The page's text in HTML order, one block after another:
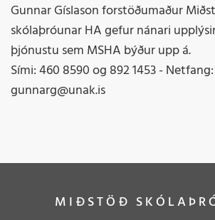
Gunnar Gíslason forstöðumaður
skólaþróunar HA gefur nánari
þjónustu sem MSHA býður upp á.
Sími: 460 8590 og 892 1453 - Netfang:
gunnarg@unak.is
MIÐSTÖÐ